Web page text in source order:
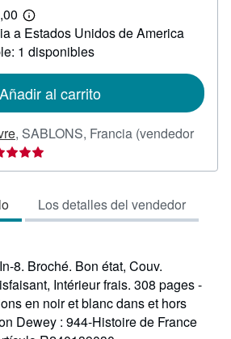
Más
información
sobre
las
envío
a Estados Unidos de America
1 disponibles
Añadir al carrito
, SABLONS, Francia (vendedor
Los detalles del vendedor
8. Broché. Bon état, Couv.
Intérieur frais. 308 pages -
en noir et blanc dans et hors
Dewey : 944-Histoire de France